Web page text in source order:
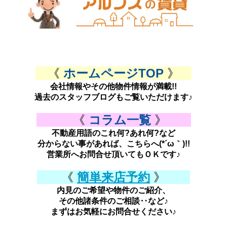
《 ホームページTOP 》
会社情報やその他物件情報が満載!!
過去のスタッフブログもご覧いただけます♪
《 コラム一覧》
不動産用語のこれ何?あれ何?など
分からない事があれば、こちらへ(*´ω｀)!!
営業所へお問合せ頂いてもＯＫです♪
《 簡単来店予約 》
内見のご希望や物件のご紹介、
その他諸条件のご相談‥など♪
まずはお気軽にお問合せください♪